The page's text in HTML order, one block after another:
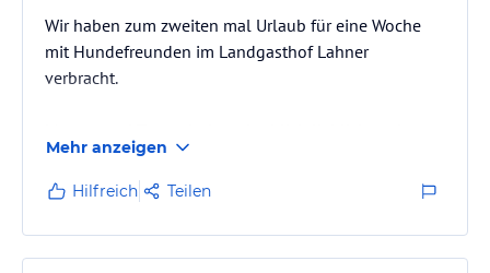
Wir haben zum zweiten mal Urlaub für eine Woche
mit Hundefreunden im Landgasthof Lahner
verbracht.
liebevoll, das Essen (wir hatten Halbpension) war ein
Traum, war für jeden was dabei und selbst wenn mal
nicht, geht Marcus auf Wünsche ein und die Zimmer
sehr gemütlich. Der Biergarten ist perfekt bei
schönem Wetter, man kann stundenlang draußen
Mehr anzeigen
Hilfreich Teilen